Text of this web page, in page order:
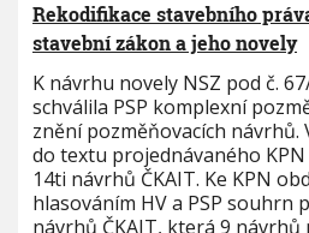
Rekodifikace stavebního
stavební zákon a jeho novely
K návrhu novely NSZ pod č.
schválila PSP komplexní
znění pozměňovacích návrhů.
do textu projednávaného
14ti návrhů ČKAIT. Ke KPN
hlasováním HV a PSP souhrn
návrhů ČKAIT, která 9 návrhů